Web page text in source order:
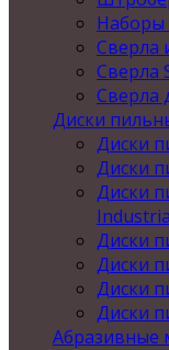
Наборы
Сверла
Сверла
Сверла
Диски
Диски
Диски
Диски
Диски
Диски
Диски
Диски
Абразивные